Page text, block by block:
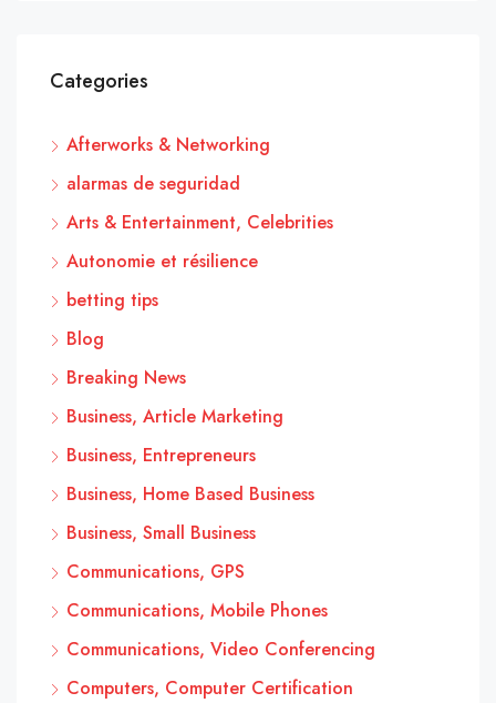
Categories
Afterworks & Networking
alarmas de seguridad
Arts & Entertainment, Celebrities
Autonomie et résilience
betting tips
Blog
Breaking News
Business, Article Marketing
Business, Entrepreneurs
Business, Home Based Business
Business, Small Business
Communications, GPS
Communications, Mobile Phones
Communications, Video Conferencing
Computers, Computer Certification